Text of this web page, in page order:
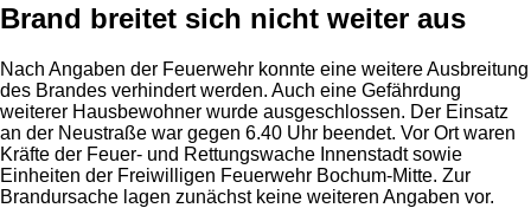
Brand breitet sich nicht weiter aus
Nach Angaben der Feuerwehr konnte eine weitere Ausbreitung
des Brandes verhindert werden. Auch eine Gefährdung
weiterer Hausbewohner wurde ausgeschlossen. Der Einsatz
an der Neustraße war gegen 6.40 Uhr beendet. Vor Ort waren
Kräfte der Feuer- und Rettungswache Innenstadt sowie
Einheiten der Freiwilligen Feuerwehr Bochum-Mitte. Zur
Brandursache lagen zunächst keine weiteren Angaben vor.